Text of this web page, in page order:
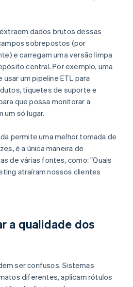
dados brutos dessas
sobrepostos (por
e carregam uma versão limpa
central. Por exemplo, uma
usar um pipeline ETL para
tíquetes de suporte e
que possa monitorar a
um só lugar.
permite uma melhor tomada de
é a única maneira de
de várias fontes, como: "Quais
atraíram nossos clientes
a qualidade dos
ser confusos. Sistemas
diferentes, aplicam rótulos